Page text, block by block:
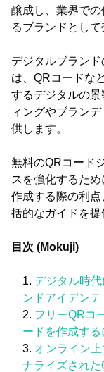
醸成し、業界で
るブランドとして
デジタルブラン
は、QRコードな
するデジタルの
ィングやブラン
供します。
無料のQRコード
スを強化するた
作成する際の利
括的なガイドを提
目次 (Mokuji)
デジタル時
ンドアイデンテ
フリーQRコ
ードを作成す
オンライン
ナライズされ